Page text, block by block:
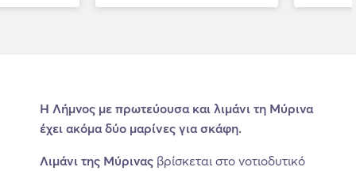
Η Λήμνος με πρωτεύουσα και λιμάνι τη Μύρινα
έχει ακόμα δύο μαρίνες για σκάφη.
Λιμάνι της Μύρινας βρίσκεται στο νοτιοδυτικό